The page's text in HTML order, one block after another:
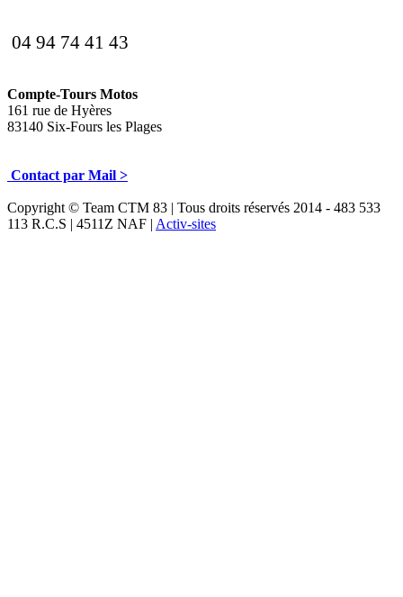
04 94 74 41 43
Compte-Tours Motos
161 rue de Hyères
83140 Six-Fours les Plages
Contact par Mail >
Copyright © Team CTM 83 | Tous droits réservés 2014 - 483 533
113 R.C.S | 4511Z NAF | Activ-sites